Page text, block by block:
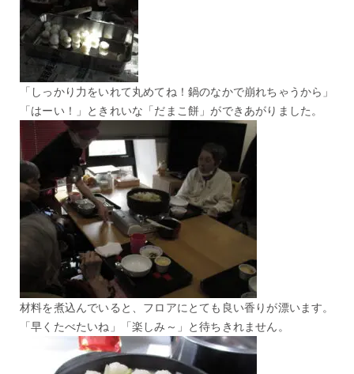
「しっかり力をいれて丸めてね！鍋のなかで崩れちゃうから」
「はーい！」ときれいな「だまこ餅」ができあがりました。
材料を煮込んでいると、フロアにとても良い香りが漂います。
「早くたべたいね」「楽しみ～」と待ちきれません。